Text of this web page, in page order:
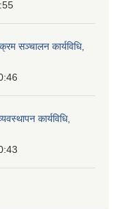
सञ्‍चालन कार्यविधि,
कार्यविधि,